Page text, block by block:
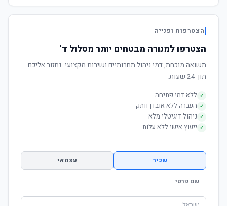
הצטרפות ופנייה
הצטרפו למנורה מבטחים יותר מסלול ד'
תשואה מוכחת, דמי ניהול תחרותיים ושירות מקצועי. נחזור אליכם
תוך 24 שעות.
✓ ללא דמי פתיחה
✓ העברה ללא אובדן וותק
✓ ניהול דיגיטלי מלא
✓ ייעוץ אישי ללא עלות
שכיר עצמאי
שם פרטי